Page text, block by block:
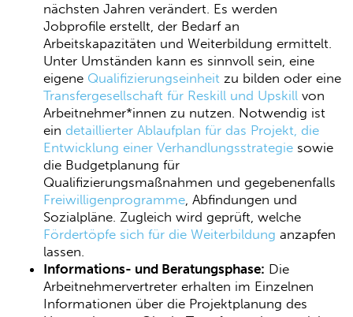
nächsten Jahren verändert. Es werden
Jobprofile erstellt, der Bedarf an
Arbeitskapazitäten und Weiterbildung ermittelt.
Unter Umständen kann es sinnvoll sein, eine
eigene Qualifizierungseinheit zu bilden oder eine
Transfergesellschaft für Reskill und Upskill von
Arbeitnehmer*innen zu nutzen. Notwendig ist
ein detaillierter Ablaufplan für das Projekt, die
Entwicklung einer Verhandlungsstrategie sowie
die Budgetplanung für
Qualifizierungsmaßnahmen und gegebenenfalls
Freiwilligenprogramme , Abfindungen und
Sozialpläne. Zugleich wird geprüft, welche
Fördertöpfe sich für die Weiterbildung anzapfen
lassen.
Informations- und Beratungsphase: Die
Arbeitnehmervertreter erhalten im Einzelnen
Informationen über die Projektplanung des